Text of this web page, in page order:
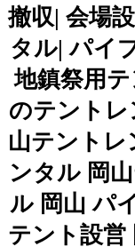
撤収| 会場
タル| パイ
地鎮祭用
のテントレ
山テント
ンタル 岡
ル 岡山 パ
テント設